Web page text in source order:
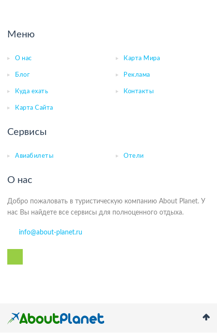
Меню
О нас Карта Мира
Блог Реклама
Куда ехать Контакты
Карта Сайта
Сервисы
Авиабилеты Отели
О нас
Добро пожаловать в туристическую компанию About Planet. У
нас Вы найдете все сервисы для полноценного отдыха.
info@about-planet.ru